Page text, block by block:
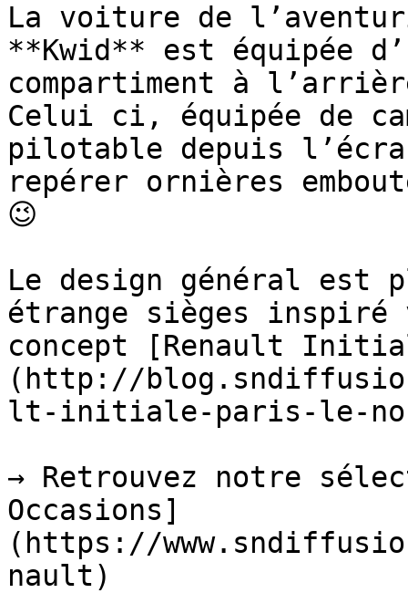
La voiture de
**Kwid** est équipée
compartiment à
Celui ci, équipée de
pilotable depuis
repérer ornières
😉
Le design général est
étrange sièges inspiré
concept [Renault
(http://
lt-initiale-paris-le-
→ Retrouvez notre
Occasions]
(https://
nault)